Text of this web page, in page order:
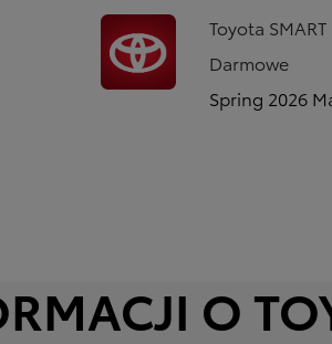
Toyota
Darmowe
Spring 2026
O